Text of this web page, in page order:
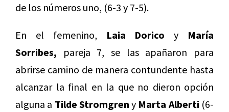
de los números uno, (6-3 y 7-5).
En el femenino, Laia Dorico y María
Sorribes, pareja 7, se las apañaron para
abrirse camino de manera contundente hasta
alcanzar la final en la que no dieron opción
alguna a Tilde Stromgren y Marta Alberti (6-